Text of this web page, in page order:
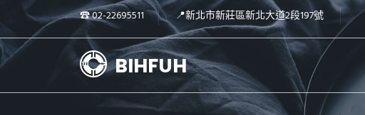
☎︎ 02-22695511 📍新北市新莊區新北大道2段197號
BIHFUH